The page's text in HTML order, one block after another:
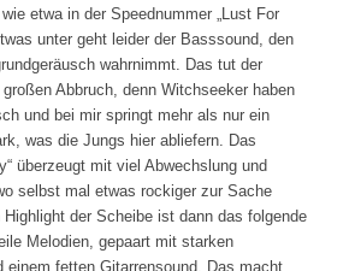
etwa in der Speednummer „Lust For
unter geht leider der Basssound, den
wahrnimmt. Das tut der
Abbruch, denn Witchseeker haben
und bei mir springt mehr als nur ein
was die Jungs hier abliefern. Das
überzeugt mit viel Abwechslung und
selbst mal etwas rockiger zur Sache
der Scheibe ist dann das folgende
Melodien, gepaart mit starken
einem fetten Gitarrensound. Das macht